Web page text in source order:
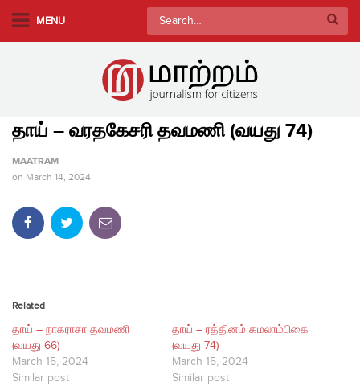
MENU
Search
for:
தாய் – வரதகேசரி தவமணி (வயது 74)
MAATRAM
on March 14, 2024
Related
தாய் – நாகராசா தவமணி
(வயது 66)
March 15, 2024
Similar post
தாய் – ரத்தினம் கமலாம்பிகை
(வயது 74)
March 15, 2024
Similar post